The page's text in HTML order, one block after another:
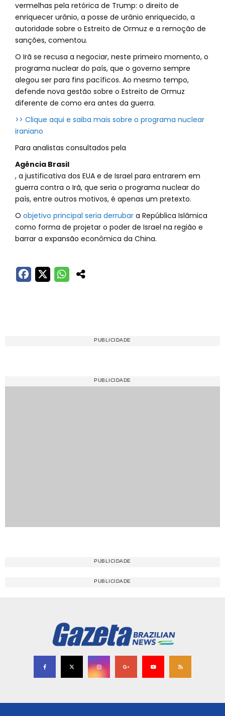
vermelhas pela retórica de Trump: o direito de
enriquecer urânio, a posse de urânio enriquecido, a
autoridade sobre o Estreito de Ormuz e a remoção de
sanções, comentou.
O Irã se recusa a negociar, neste primeiro momento, o
programa nuclear do país, que o governo sempre
alegou ser para fins pacíficos. Ao mesmo tempo,
defende nova gestão sobre o Estreito de Ormuz
diferente de como era antes da guerra.
>> Clique aqui e saiba mais sobre o programa nuclear
iraniano
Para analistas consultados pela
Agência Brasil
, a justificativa dos EUA e de Israel para entrarem em
guerra contra o Irã, que seria o programa nuclear do
país, entre outros motivos, é apenas um pretexto.
O objetivo principal seria derrubar a República Islâmica
como forma de projetar o poder de Israel na região e
barrar a expansão econômica da China.